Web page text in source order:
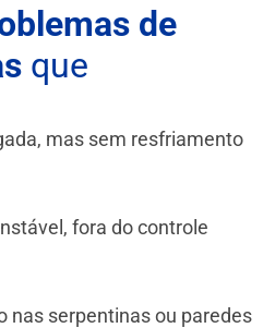
de
que
mas sem resfriamento
fora do controle
nas serpentinas ou paredes